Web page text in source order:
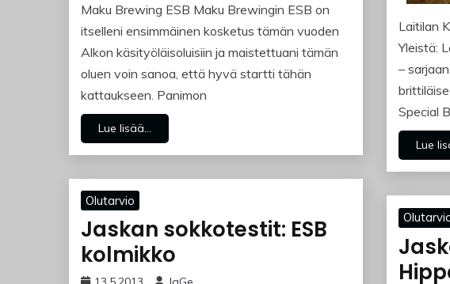
Maku Brewing ESB Maku Brewingin ESB on
itselleni ensimmäinen kosketus tämän vuoden
Alkon käsityöläisoluisiin ja maistettuani tämän
oluen voin sanoa, että hyvä startti tähän
kattaukseen. Panimon
Lue lisää...
Laitilan
Yleistä:
–
Special
Lue
Olutarvio
Jaskan sokkotestit: ESB
kolmikko